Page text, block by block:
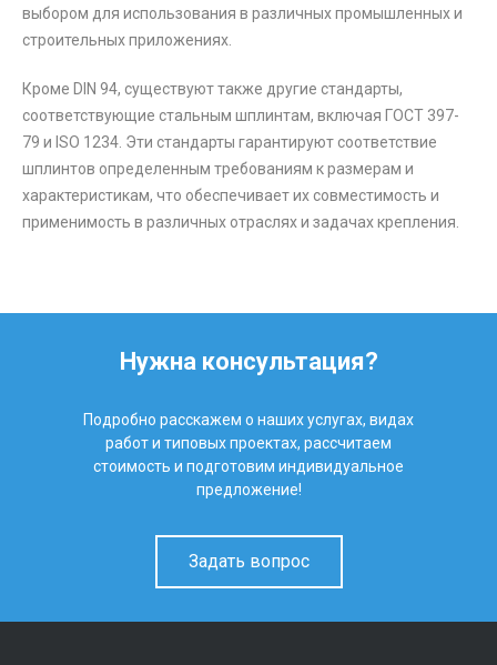
выбором для использования в различных промышленных и
строительных приложениях.
Кроме DIN 94, существуют также другие стандарты,
соответствующие стальным шплинтам, включая ГОСТ 397-
79 и ISO 1234. Эти стандарты гарантируют соответствие
шплинтов определенным требованиям к размерам и
характеристикам, что обеспечивает их совместимость и
применимость в различных отраслях и задачах крепления.
Нужна консультация?
Подробно расскажем о наших услугах, видах
работ и типовых проектах, рассчитаем
стоимость и подготовим индивидуальное
предложение!
Задать вопрос